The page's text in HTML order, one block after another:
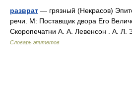
разврат — грязный (Некрасов)
речи. М: Поставщик двора Его
Скоропечатни А. А. Левенсон . А. Л.
Словарь эпитетов